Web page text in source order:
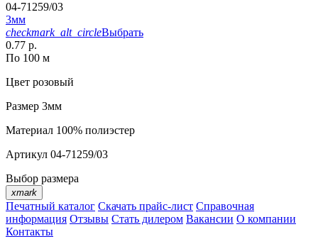
04-71259/03
3мм
checkmark_alt_circleВыбрать
0.77 р.
По 100 м
Цвет розовый
Размер 3мм
Материал 100% полиэстер
Артикул 04-71259/03
Выбор размера
xmark
Печатный каталог Скачать прайс-лист Справочная
информация Отзывы Стать дилером Вакансии О компании
Контакты